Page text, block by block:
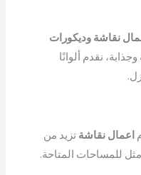
نقاشة وديكورات
نقدم ألوانًا
اعمال نقاشة تزيد من
للمساحات المتاحة.